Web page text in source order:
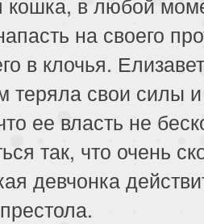
на своего
в клочья.
теряла свои силы и
ее власть не
так, что очень
девчонка